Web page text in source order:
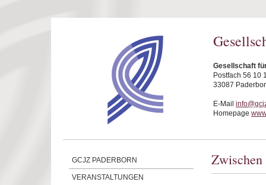
Gesellschaft
Postfach 56 10
33087
E-Mail
Homepage
GCJZ PADERBORN
VERANSTALTUNGEN